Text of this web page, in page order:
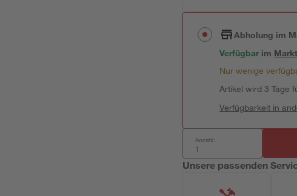
Abholung im
Verfügbar im
Nur wenige
Artikel wird 3 Tage
Verfügbarkeit in
Anzahl:
Unsere passenden